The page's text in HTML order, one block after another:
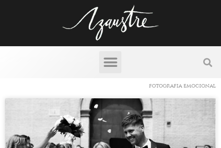
fotografia emocional